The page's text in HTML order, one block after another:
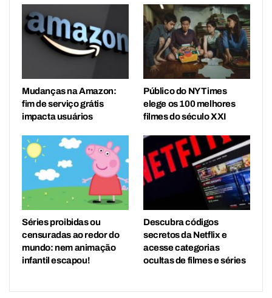
Mudanças na Amazon:
fim de serviço grátis
impacta usuários
Público do NY Times
elege os 100 melhores
filmes do século XXI
Séries proibidas ou
censuradas ao redor do
mundo: nem animação
infantil escapou!
Descubra códigos
secretos da Netflix e
acesse categorias
ocultas de filmes e séries